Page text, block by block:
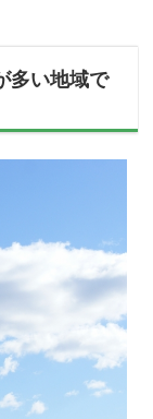
多い地域で